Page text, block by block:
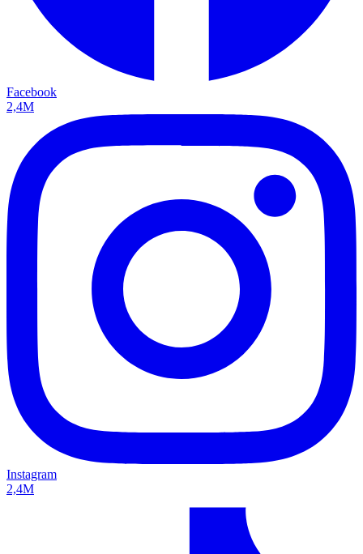
Facebook
2,4M
Instagram
2,4M